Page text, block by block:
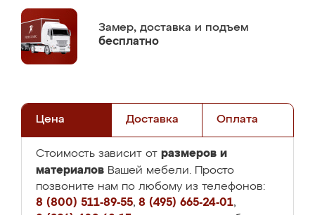
Замер, доставка и подъем
бесплатно
Цена Доставка Оплата
Стоимость зависит от размеров и
материалов Вашей мебели. Просто
позвоните нам по любому из телефонов:
8 (800) 511-89-55, 8 (495) 665-24-01,